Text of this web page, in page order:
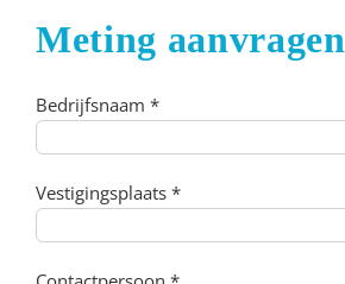
Meting aanvragen
Bedrijfsnaam *
Vestigingsplaats *